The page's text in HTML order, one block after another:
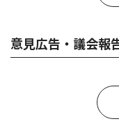
意見広告・議会報